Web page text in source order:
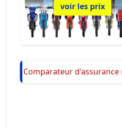
voir les prix
Comparateur d'assurance